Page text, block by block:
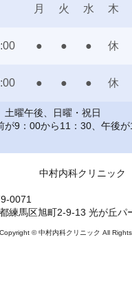
月 火 水 木
● ● ● 休
● ● ● 休
土曜午後、日曜・祝日
が9：00から11：30、午後
中村内科クリニック
0071
練馬区旭町2-9-13 光が丘パ
Copyright © 中村内科クリニック All Rights